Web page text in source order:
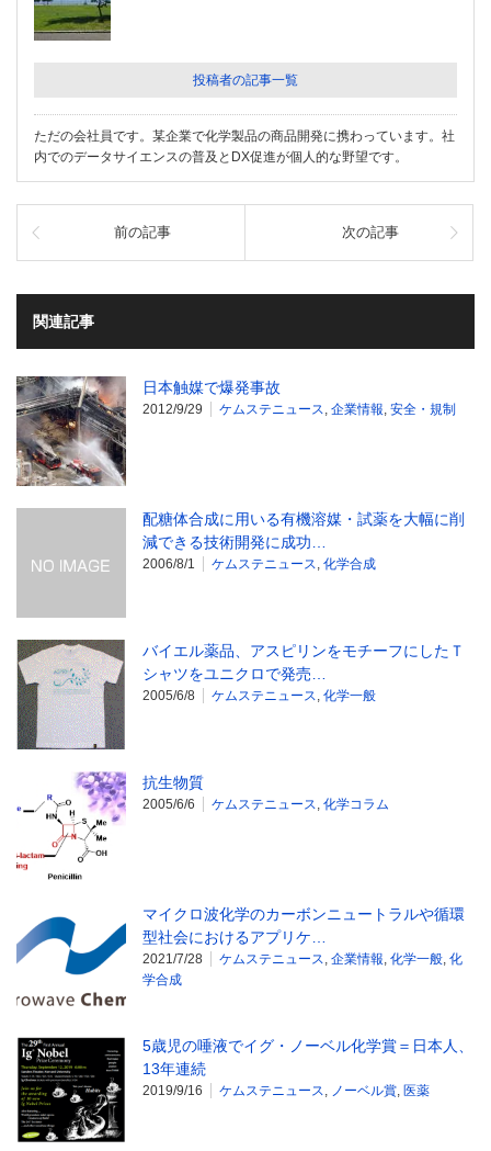
投稿者の記事一覧
ただの会社員です。某企業で化学製品の商品開発に携わっています。社
内でのデータサイエンスの普及とDX促進が個人的な野望です。
前の記事 次の記事
関連記事
日本触媒で爆発事故
2012/9/29 ケムステニュース 企業情報 安全・規制
配糖体合成に用いる有機溶媒・試薬を大幅に削
減できる技術開発に成功…
2006/8/1 ケムステニュース 化学合成
バイエル薬品、アスピリンをモチーフにしたＴ
シャツをユニクロで発売…
2005/6/8 ケムステニュース 化学一般
抗生物質
2005/6/6 ケムステニュース 化学コラム
マイクロ波化学のカーボンニュートラルや循環
型社会におけるアプリケ…
2021/7/28 ケムステニュース 企業情報 化学一般 化
学合成
5歳児の唾液でイグ・ノーベル化学賞＝日本人、
13年連続
2019/9/16 ケムステニュース ノーベル賞 医薬